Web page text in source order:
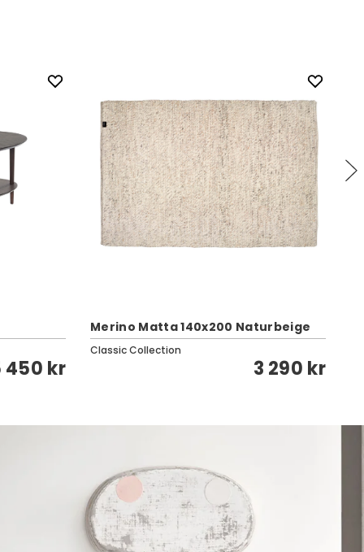
450 kr
Merino Matta 140x200 Naturbeige
Classic Collection
3 290 kr